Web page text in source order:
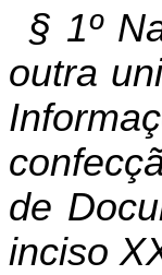
§ 1º
outra
de
inciso